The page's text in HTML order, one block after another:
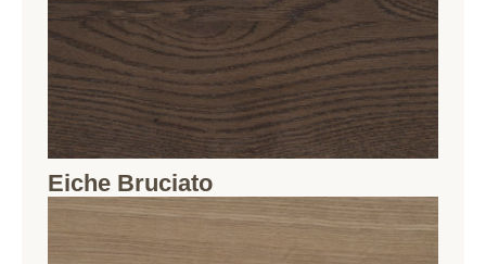
Eiche Bruciato